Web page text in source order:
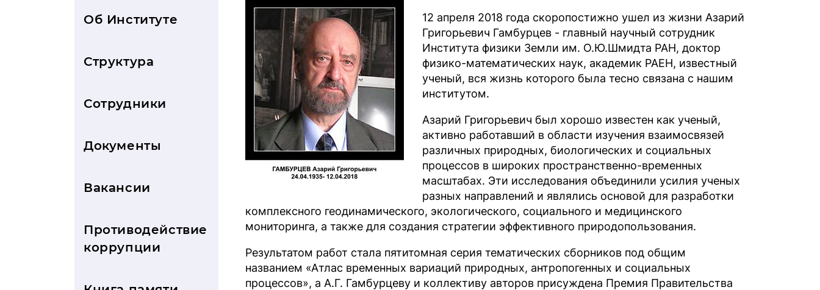
Об Институте
Структура
Сотрудники
Документы
Вакансии
Противодействие
коррупции
12 апреля 2018 года скоропостижно ушел из жизни Азарий
Григорьевич Гамбурцев - главный научный сотрудник
Института физики Земли им. О.Ю.Шмидта РАН, доктор
физико-математических наук, академик РАЕН, известный
ученый, вся жизнь которого была тесно связана с нашим
институтом.
Азарий Григорьевич был хорошо известен как ученый,
активно работавший в области изучения взаимосвязей
различных природных, биологических и социальных
процессов в широких пространственно-временных
масштабах. Эти исследования объединили усилия ученых
разных направлений и являлись основой для разработки
комплексного геодинамического, экологического, социального и медицинского
мониторинга, а также для создания стратегии эффективного природопользования.
Результатом работ стала пятитомная серия тематических сборников под общим
названием «Атлас временных вариаций природных, антропогенных и социальных
процессов», а А.Г. Гамбурцеву и коллективу авторов присуждена Премия Правительства